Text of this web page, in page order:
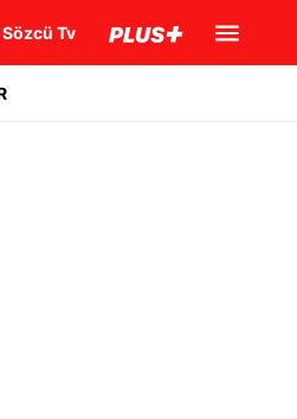
Sözcü Tv